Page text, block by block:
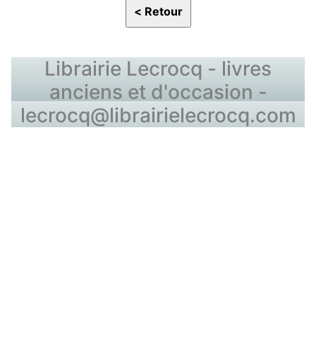
Librairie Lecrocq - livres
anciens et d'occasion -
lecrocq@librairielecrocq.com